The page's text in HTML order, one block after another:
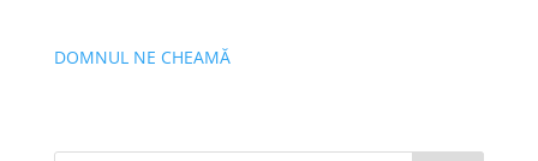
DOMNUL NE CHEAMĂ